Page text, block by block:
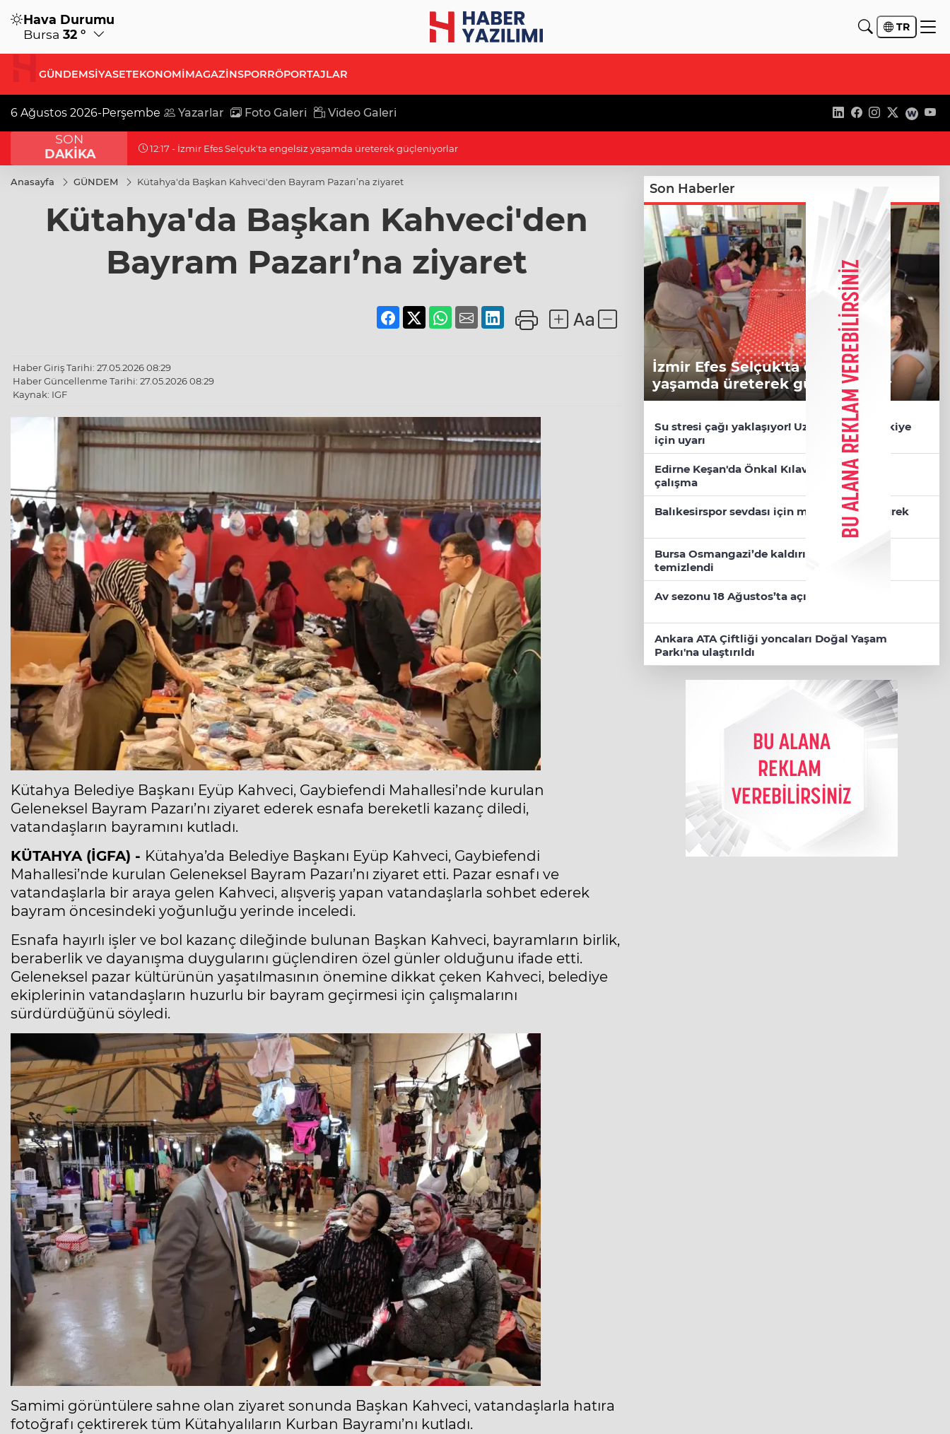
Hava Durumu
Bursa 32 ° TR
GÜNDEMSİYASETEKONOMİMAGAZİNSPORRÖPORTAJLAR
6 Ağustos 2026-Perşembe Yazarlar Foto Galeri Video Galeri
SON
DAKİKA
12:17 - Su stresi çağı yaklaşıyor! Uzmanlardan Türkiye için uyarı
Anasayfa GÜNDEM Kütahya'da Başkan Kahveci'den Bayram Pazarı’na ziyaret
Kütahya'da Başkan Kahveci'den
Bayram Pazarı’na ziyaret
Haber Giriş Tarihi: 27.05.2026 08:29
Haber Güncellenme Tarihi: 27.05.2026 08:29
Kaynak: IGF
Kütahya Belediye Başkanı Eyüp Kahveci, Gaybiefendi Mahallesi’nde kurulan
Geleneksel Bayram Pazarı’nı ziyaret ederek esnafa bereketli kazanç diledi,
vatandaşların bayramını kutladı.
KÜTAHYA (İGFA) - Kütahya’da Belediye Başkanı Eyüp Kahveci, Gaybiefendi
Mahallesi’nde kurulan Geleneksel Bayram Pazarı’nı ziyaret etti. Pazar esnafı ve
vatandaşlarla bir araya gelen Kahveci, alışveriş yapan vatandaşlarla sohbet ederek
bayram öncesindeki yoğunluğu yerinde inceledi.
Esnafa hayırlı işler ve bol kazanç dileğinde bulunan Başkan Kahveci, bayramların birlik,
beraberlik ve dayanışma duygularını güçlendiren özel günler olduğunu ifade etti.
Geleneksel pazar kültürünün yaşatılmasının önemine dikkat çeken Kahveci, belediye
ekiplerinin vatandaşların huzurlu bir bayram geçirmesi için çalışmalarını
sürdürdüğünü söyledi.
Samimi görüntülere sahne olan ziyaret sonunda Başkan Kahveci, vatandaşlarla hatıra
fotoğrafı çektirerek tüm Kütahyalıların Kurban Bayramı’nı kutladı.
Son Haberler
İzmir Efes Selçuk'ta engelsiz
yaşamda üreterek güçleniyorlar
Su stresi çağı yaklaşıyor! Uzmanlardan Türkiye
için uyarı
Edirne Keşan'da Önkal Kılavuz'dan anlamlı
çalışma
Balıkesirspor sevdası için memleket tek yürek
Bursa Osmangazi’de kaldırımlar işgalden
temizlendi
Av sezonu 18 Ağustos’ta açılacak
Ankara ATA Çiftliği yoncaları Doğal Yaşam
Parkı'na ulaştırıldı